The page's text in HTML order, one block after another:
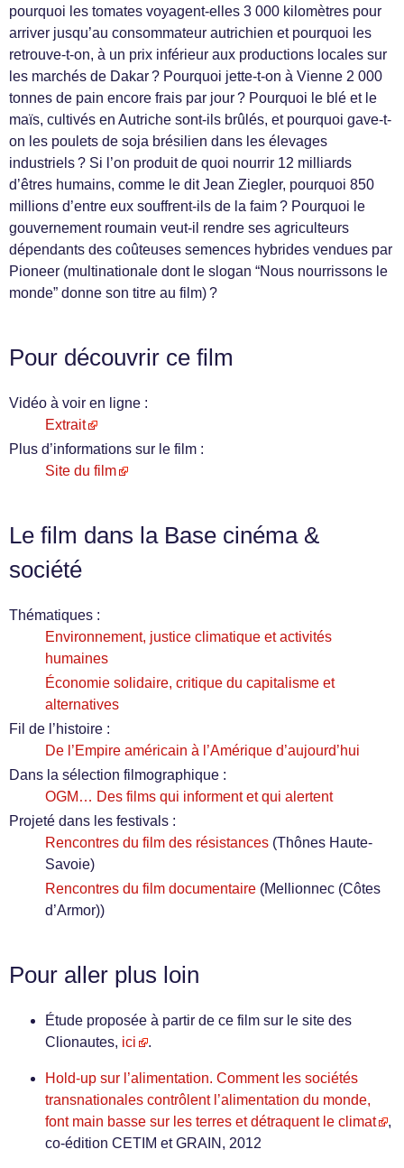
pourquoi les tomates voyagent-elles 3 000 kilomètres pour
arriver jusqu’au consommateur autrichien et pourquoi les
retrouve-t-on, à un prix inférieur aux productions locales sur
les marchés de Dakar ? Pourquoi jette-t-on à Vienne 2 000
tonnes de pain encore frais par jour ? Pourquoi le blé et le
maïs, cultivés en Autriche sont-ils brûlés, et pourquoi gave-t-
on les poulets de soja brésilien dans les élevages
industriels ? Si l’on produit de quoi nourrir 12 milliards
d’êtres humains, comme le dit Jean Ziegler, pourquoi 850
millions d’entre eux souffrent-ils de la faim ? Pourquoi le
gouvernement roumain veut-il rendre ses agriculteurs
dépendants des coûteuses semences hybrides vendues par
Pioneer (multinationale dont le slogan “Nous nourrissons le
monde” donne son titre au film) ?
Pour découvrir ce film
Vidéo à voir en ligne :
Extrait
Plus d’informations sur le film :
Site du film
Le film dans la Base cinéma &
société
Thématiques :
Environnement, justice climatique et activités
humaines
Économie solidaire, critique du capitalisme et
alternatives
Fil de l’histoire :
De l’Empire américain à l’Amérique d’aujourd’hui
Dans la sélection filmographique :
OGM… Des films qui informent et qui alertent
Projeté dans les festivals :
Rencontres du film des résistances (Thônes Haute-
Savoie)
Rencontres du film documentaire (Mellionnec (Côtes
d’Armor))
Pour aller plus loin
Étude proposée à partir de ce film sur le site des
Clionautes, ici .
Hold-up sur l’alimentation. Comment les sociétés
transnationales contrôlent l’alimentation du monde,
font main basse sur les terres et détraquent le climat
,
co-édition CETIM et GRAIN, 2012